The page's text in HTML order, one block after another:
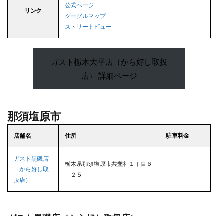
リンク
公式ページ
グーグルマップ
ストリートビュー
ガスト栃木大平店（から好し取扱
店） 詳細ページ
那須塩原市
店舗名 住所 駐車料金
ガスト黒磯店
（から好し取
扱店）
栃木県那須塩原市共墾社１丁目６
－２５